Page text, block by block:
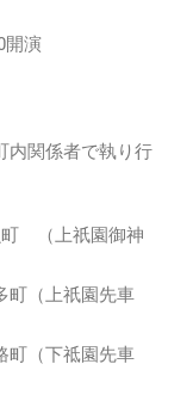
演
関係者で執り行
町 （上祇園御神
園先車
園先車